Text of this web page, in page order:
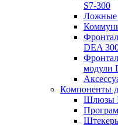
S7-300
Ложные
DEA
модули
Компоненты
Шлюзы